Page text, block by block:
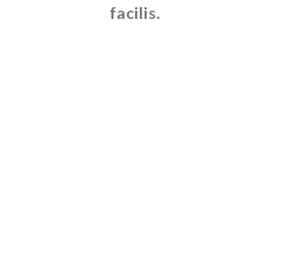
facilis.